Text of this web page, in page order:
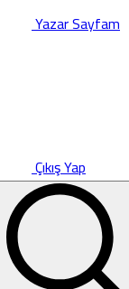
Yazar Sayfam
Çıkış Yap